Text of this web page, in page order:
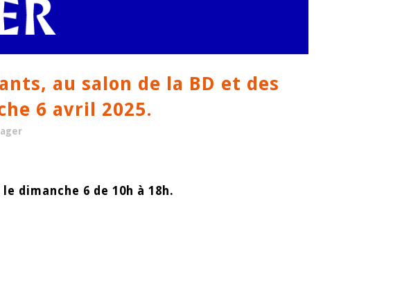
au salon de la BD et des
6 avril 2025.
dimanche 6 de 10h à 18h.